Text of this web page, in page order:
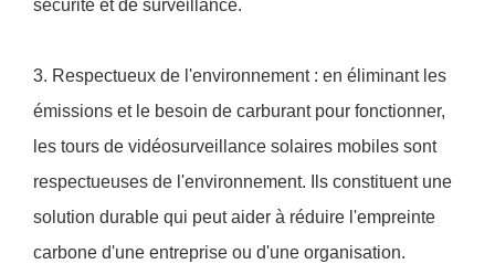
sécurité et de surveillance.
3. Respectueux de l'environnement : en éliminant les
émissions et le besoin de carburant pour fonctionner,
les tours de vidéosurveillance solaires mobiles sont
respectueuses de l'environnement. Ils constituent une
solution durable qui peut aider à réduire l'empreinte
carbone d'une entreprise ou d'une organisation.